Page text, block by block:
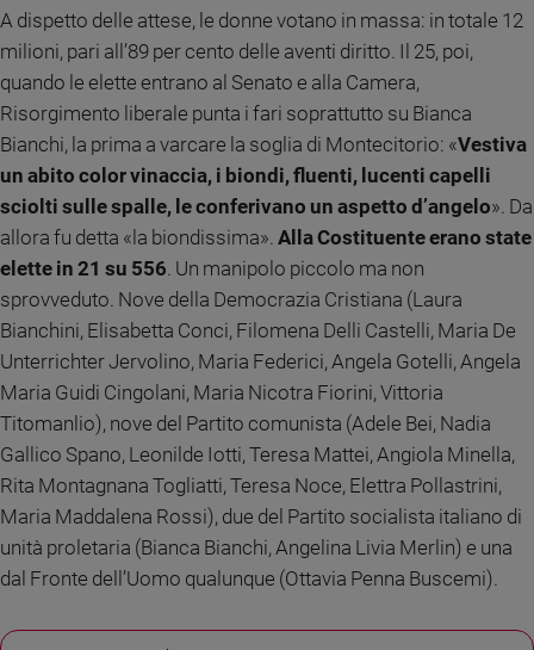
figli
Nonni
Coppia
Scuola
Riflessioni
Foto
Video
Podcast
A dispetto delle attese, le donne votano in massa: in totale 12
milioni, pari all’89 per cento delle aventi diritto. Il 25, poi,
quando le elette entrano al Senato e alla Camera,
Risorgimento liberale punta i fari soprattutto su Bianca
Bianchi, la prima a varcare la soglia di Montecitorio: «Vestiva
un abito color vinaccia, i biondi, fluenti, lucenti capelli
sciolti sulle spalle, le conferivano un aspetto d’angelo». Da
allora fu detta «la biondissima». Alla Costituente erano state
elette in 21 su 556. Un manipolo piccolo ma non
sprovveduto. Nove della Democrazia Cristiana (Laura
Bianchini, Elisabetta Conci, Filomena Delli Castelli, Maria De
Unterrichter Jervolino, Maria Federici, Angela Gotelli, Angela
Maria Guidi Cingolani, Maria Nicotra Fiorini, Vittoria
Titomanlio), nove del Partito comunista (Adele Bei, Nadia
Gallico Spano, Leonilde Iotti, Teresa Mattei, Angiola Minella,
Rita Montagnana Togliatti, Teresa Noce, Elettra Pollastrini,
Maria Maddalena Rossi), due del Partito socialista italiano di
unità proletaria (Bianca Bianchi, Angelina Livia Merlin) e una
dal Fronte dell’Uomo qualunque (Ottavia Penna Buscemi).